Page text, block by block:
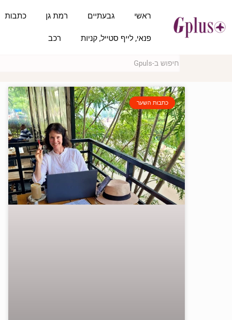
ראשי גבעתיים רמת גן כתבות
פנאי, לייף סטייל, קניות רכב
כתבות השער